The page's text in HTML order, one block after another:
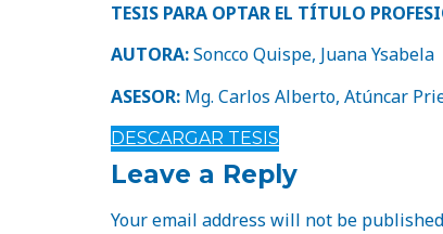
TESIS PARA OPTAR EL TÍTULO
AUTORA:Soncco Quispe, Juana Ysabela
ASESOR: Mg. Carlos Alberto, Atúncar
DESCARGAR TESIS
Leave a Reply
Your email address will not be